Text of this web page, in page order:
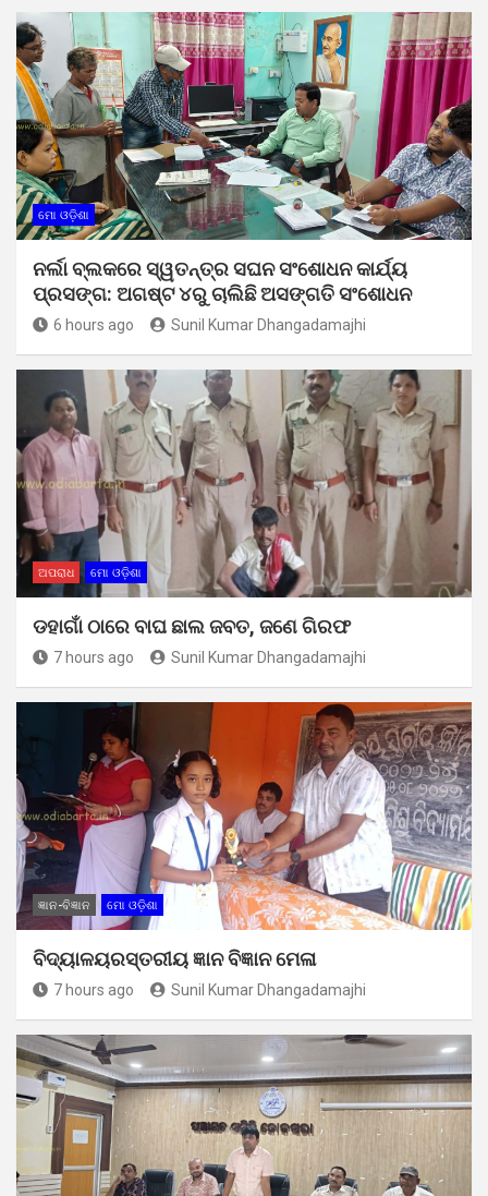
ମୋ ଓଡ଼ିଶା
ନର୍ଲା ବ୍ଲକରେ ସ୍ୱତନ୍ତ୍ର ସଘନ ସଂଶୋଧନ କାର୍ଯ୍ୟ
ପ୍ରସଙ୍ଗ: ଅଗଷ୍ଟ ୪ରୁ ଚାଲିଛି ଅସଙ୍ଗତି ସଂଶୋଧନ
6 hours ago Sunil Kumar Dhangadamajhi
ଅପରାଧ ମୋ ଓଡ଼ିଶା
ଡହାଗାଁ ଠାରେ ବାଘ ଛାଲ ଜବତ, ଜଣେ ଗିରଫ
7 hours ago Sunil Kumar Dhangadamajhi
ଜ୍ଞାନ-ବିଜ୍ଞାନ ମୋ ଓଡ଼ିଶା
ବିଦ୍ୟାଳୟରସ୍ତରୀୟ ଜ୍ଞାନ ବିଜ୍ଞାନ ମେଳା
7 hours ago Sunil Kumar Dhangadamajhi